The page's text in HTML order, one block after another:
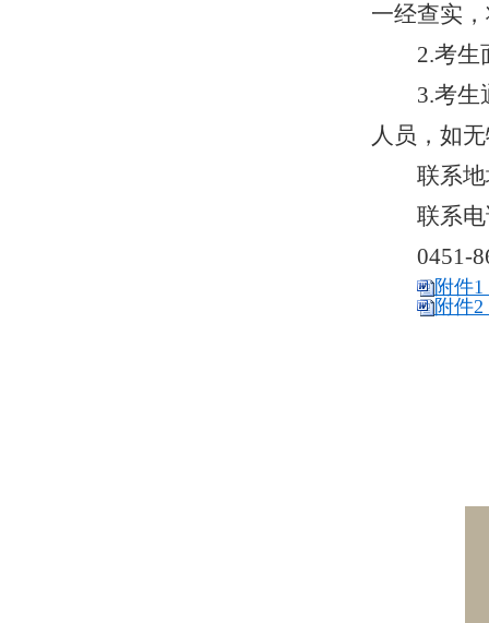
一经查实
2.考生
3.考生
人员，如
联系
联系
0451-
附件
附件